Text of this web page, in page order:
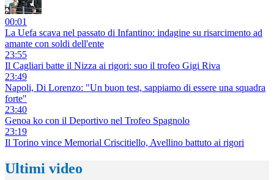
00:01
La Uefa scava nel passato di Infantino: indagine su risarcimento ad
amante con soldi dell'ente
23:55
Il Cagliari batte il Nizza ai rigori: suo il trofeo Gigi Riva
23:49
Napoli, Di Lorenzo: "Un buon test, sappiamo di essere una squadra
forte"
23:40
Genoa ko con il Deportivo nel Trofeo Spagnolo
23:19
Il Torino vince Memorial Criscitiello, Avellino battuto ai rigori
Ultimi video